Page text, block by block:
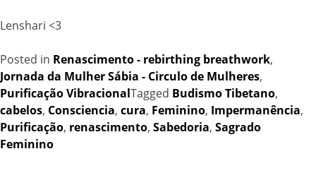
Lenshari <3
Posted in Renascimento - rebirthing breathwork,
Jornada da Mulher Sábia - Circulo de Mulheres,
Purificação VibracionalTagged Budismo Tibetano,
cabelos, Consciencia, cura, Feminino, Impermanência,
Purificação, renascimento, Sabedoria, Sagrado
Feminino